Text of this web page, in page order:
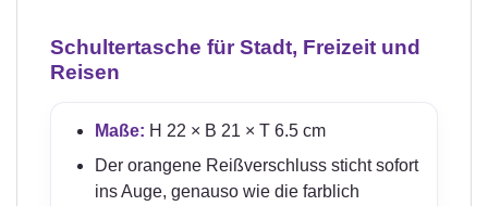
Schultertasche für Stadt, Freizeit und
Reisen
Maße: H 22 × B 21 × T 6.5 cm
Der orangene Reißverschluss sticht sofort
ins Auge, genauso wie die farblich